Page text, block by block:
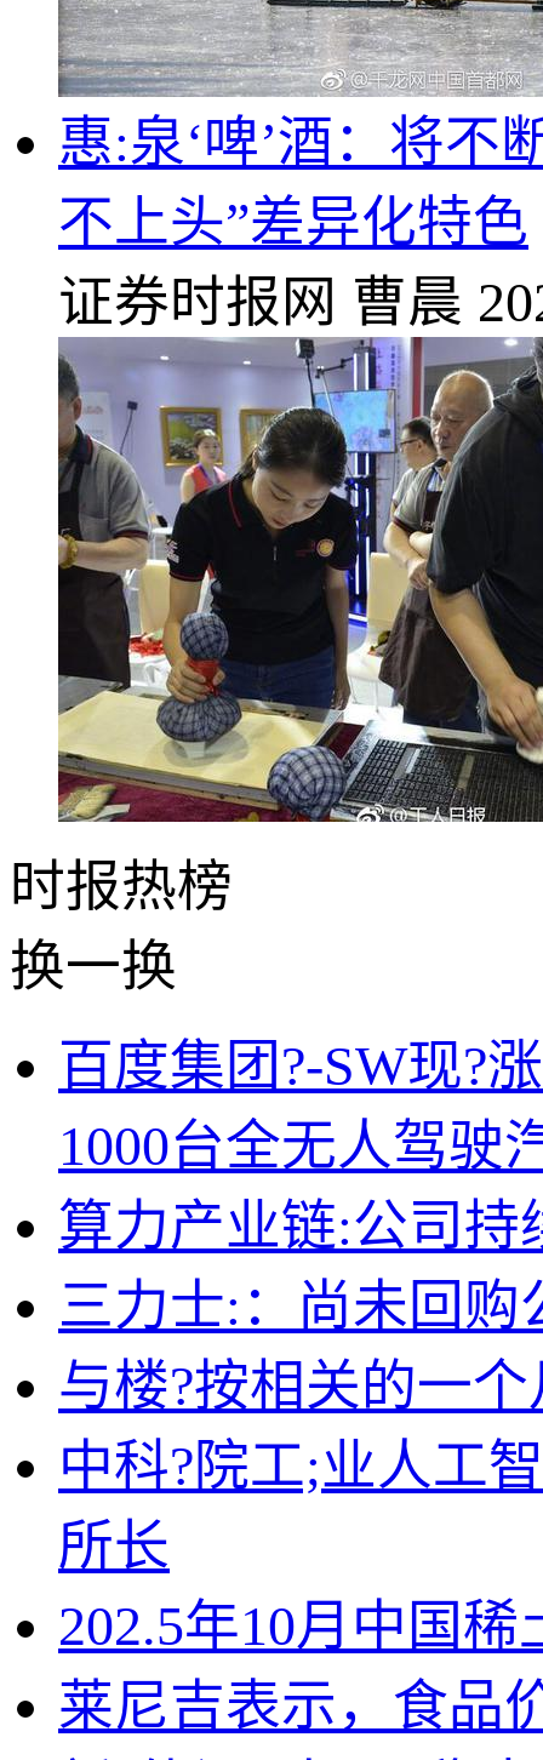
惠:泉‘啤’酒：将不
不上头”差异化特色
证券时报网 曹晨
时报热榜
换一换
百度集团?-SW现?
1000台全无人驾驶
算力产业链:公司持
三力士:：尚未回购
与楼?按相关的一
中科?院工;业人工
所长
202.5年10月中国
莱尼吉表示，食品